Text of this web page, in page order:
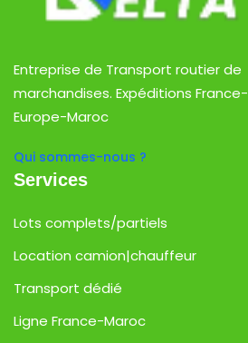
Entreprise de Transport routier de
marchandises. Expéditions France-
Europe-Maroc
Qui sommes-nous ?
Services
Lots complets/partiels
Location camion|chauffeur
Transport dédié
Ligne France-Maroc